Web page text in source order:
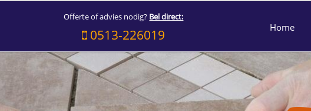
Offerte of advies nodig? Bel direct:
0513-226019 Home